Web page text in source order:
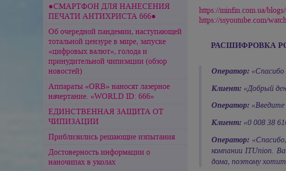
●СМАРТФОН ДЛЯ НАНЕСЕНИЯ
ПЕЧАТИ АНТИХРИСТА 666●
Об очередной пандемии, наступающей
тотальной цензуре в мире, запуске
«цифровых валют», голода и
принудительной чипизации (обзор
новостей)
Аппараты «ORB» наносят лазерное
начертание. «WORLD ID: 666»
ЕДИНСТВЕННАЯ ЗАЩИТА ОТ
ЧИПИЗАЦИИ
Приблизились решающие изпытания
Достоверность информации о
наночипах в уколах
https://minfin.com.ua/
https://ssyoutube.com/
РАСШИФРОВКА
Оператор: «Спасибо
Клиент: «Добрый
Оператор:
Клиент: «0 008 38
Оператор:
компании ITUnion.
дома, поэтому